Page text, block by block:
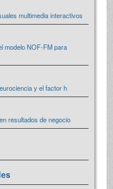
multimedia interactivos
modelo NOF-FM para
y el factor h
resultados de negocio